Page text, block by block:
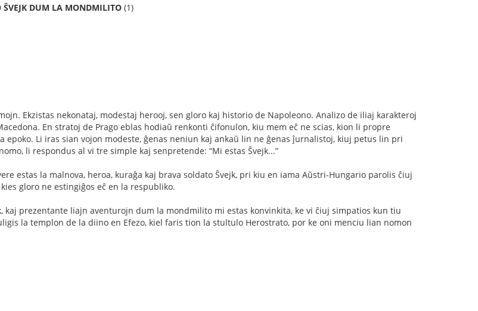
ŜVEJK DUM LA MONDMILITO (1)
Ekzistas nekonataj, modestaj herooj, sen gloro kaj historio de Napoleono. Analizo de iliaj karakteroj
En stratoj de Prago eblas hodiaŭ renkonti ĉifonulon, kiu mem eĉ ne scias, kion li propre
epoko. Li iras sian vojon modeste, ĝenas neniun kaj ankaŭ lin ne ĝenas ĵurnalistoj, kiuj petus lin pri
li respondus al vi tre simple kaj senpretende: “Mi estas Ŝvejk...”
estas la malnova, heroa, kuraĝa kaj brava soldato Ŝvejk, pri kiu en iama Aŭstri-Hungario parolis ĉiuj
gloro ne estingiĝos eĉ en la respubliko.
kaj prezentante liajn aventurojn dum la mondmilito mi estas konvinkita, ke vi ĉiuj simpatios kun tiu
la templon de la diino en Efezo, kiel faris tion la stultulo Herostrato, por ke oni menciu lian nomon